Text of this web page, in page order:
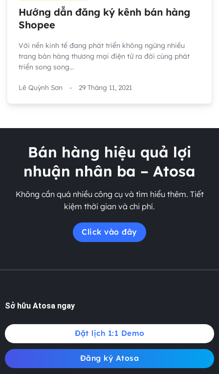
Hướng dẫn đăng ký kênh bán hàng
Shopee
Với nền kinh tế đang phát triển không ngừng nhiều
trang bán hàng thương mại điện tử ra đời cùng phát
triển song song...
Lê Quỳnh Sơn - 29 Tháng 11, 2021
Bán hàng hiệu quả lợi
nhuận nhân ba – Atosa
Không cần quá nhiều công cụ và tìm hiểu thêm. Tiết
kiệm thời gian và chi phí.
Click vào đây
Sở hữu Atosa ngay
Đặt lịch 1:1 Demo
Đăng ký Atosa